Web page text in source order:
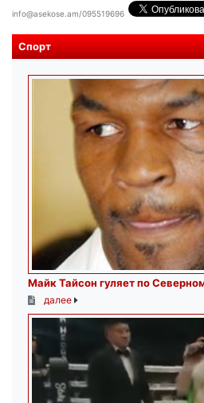
info@asekose.am/095519696
Спорт
Майк Тайсон гуляет по
далее